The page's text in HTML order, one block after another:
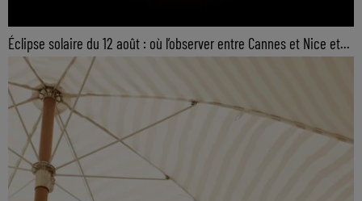
Éclipse solaire du 12 août : où l’observer entre Cannes et Nice et...